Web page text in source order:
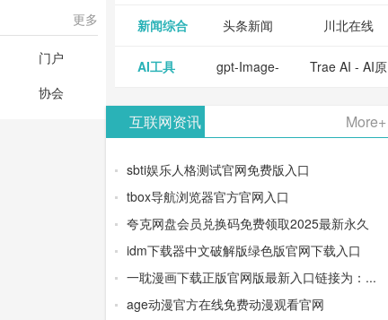
更多
门户
协会
新闻综合 头条新闻 川北在线
AI工具 gpt-Image-
器
Trae AI - AI原
pro与
DeepSeek模
互联网资讯 More+
sbti娱乐人格测试官网免费版入口
tbox导航浏览器官方官网入口
夸克网盘会员兑换码免费领取2025最新永久
idm下载器中文破解版绿色版官网下载入口
一耽漫画下载正版官网版最新入口链接为：...
age动漫官方在线免费动漫观看官网